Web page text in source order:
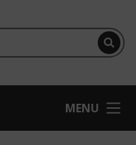
OPEN
MENU